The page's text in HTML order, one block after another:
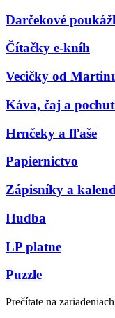
Darčekové
Čítačky e-kníh
Vecičky od
Káva, čaj a
Hrnčeky a fľaše
Papiernictvo
Zápisníky a
Hudba
LP platne
Puzzle
Prečítate na